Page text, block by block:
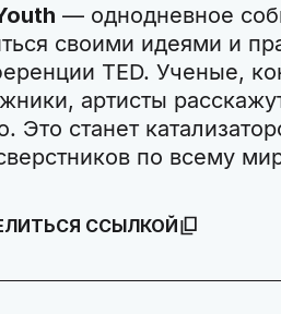
— однодневное
своими идеями и
TED. Ученые,
артисты
Это станет
по всему
ССЫЛКОЙ